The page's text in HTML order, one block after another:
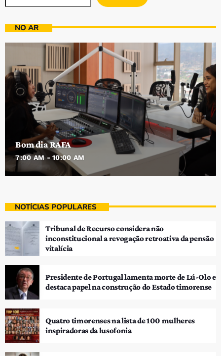
NO AR
Bom dia RAFA
7:00 AM - 10:00 AM
NOTÍCIAS POPULARES
Tribunal de Recurso considera não
inconstitucional a revogação retroativa da pensão
vitalícia
Presidente de Portugal lamenta morte de Lú-Olo e
destaca papel na construção do Estado timorense
Quatro timorenses na lista de 100 mulheres
inspiradoras da lusofonia